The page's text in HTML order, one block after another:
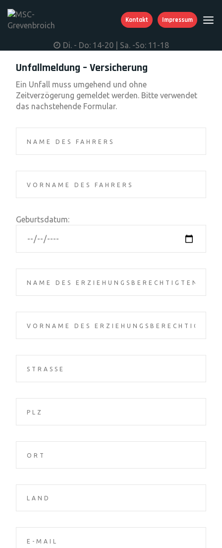
content
Kontakt Impressum
Di. - Do: 14-20 | Sa. -So: 11-18
Unfallmeldung – Versicherung
Ein Unfall muss umgehend und ohne
Zeitverzögerung gemeldet werden. Bitte verwendet
das nachstehende Formular.
Geburtsdatum: